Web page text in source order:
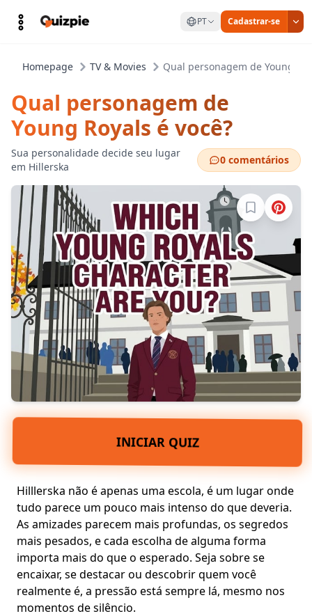
PT Cadastrar-se
Homepage TV & Movies Qual personagem de Young
Qual personagem de
Young Royals é você?
Sua personalidade decide seu lugar
em Hillerska
0 comentários
Entre para
INICIAR QUIZ
Hilllerska não é apenas uma escola, é um lugar onde
tudo parece um pouco mais intenso do que deveria.
As amizades parecem mais profundas, os segredos
mais pesados, e cada escolha de alguma forma
importa mais do que o esperado. Seja sobrese
encaixar, se destacar ou descobrirquem você
realmente é, a pressão está sempre lá, mesmo nos
momentos de silêncio.